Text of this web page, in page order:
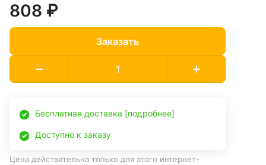
808 ₽
Заказать
Бесплатная доставка [подробнее]
Доступно к заказу
Цена действительна только для этого интернет-